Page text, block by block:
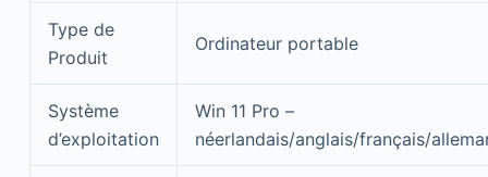
Type de
Produit
Ordinateur portable
Système
d’exploitation
Win 11 Pro –
néerlandais/anglais/français/